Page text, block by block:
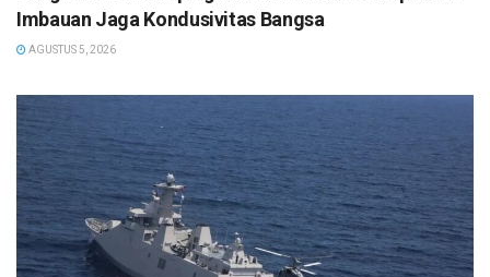
Imbauan Jaga Kondusivitas Bangsa
AGUSTUS 5, 2026